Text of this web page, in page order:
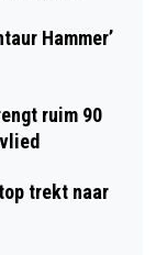
Hammer’
ruim 90
trekt naar